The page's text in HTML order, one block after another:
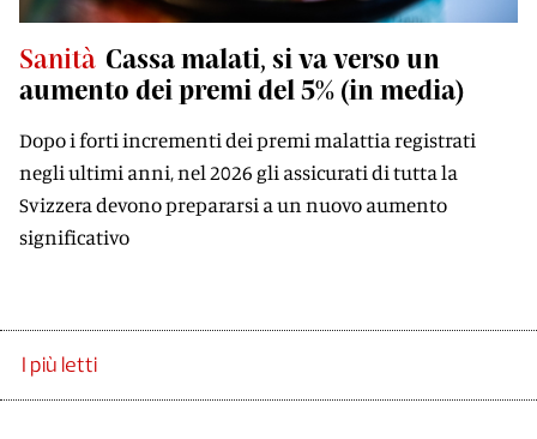
Sanità Cassa malati, si va verso un
aumento dei premi del 5% (in media)
Dopo i forti incrementi dei premi malattia registrati
negli ultimi anni, nel 2026 gli assicurati di tutta la
Svizzera devono prepararsi a un nuovo aumento
significativo
I più letti